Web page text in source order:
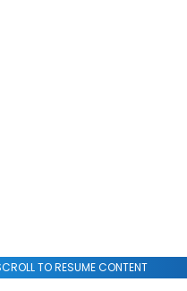
TO RESUME CONTENT